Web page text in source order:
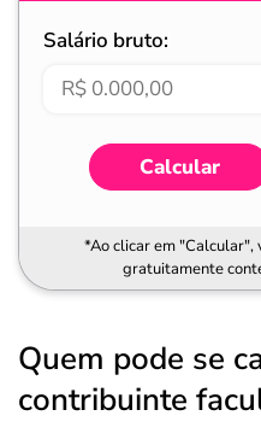
Salário bruto:
Calcular
*Ao clicar em "Calcular",
gratuitamente
Quem pode se
contribuinte